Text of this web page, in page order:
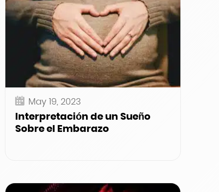
May 19, 2023
Interpretación de un Sueño
Sobre el Embarazo